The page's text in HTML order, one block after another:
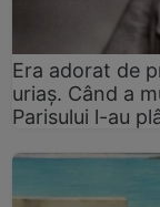
Era adorat de
uriaș. Când a
Parisului l-au